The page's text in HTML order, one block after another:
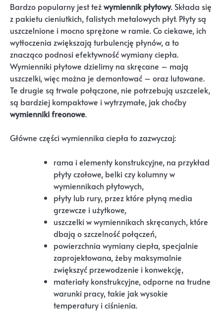
Bardzo popularny jest teżwymiennik płytowy. Składa się
z pakietu cieniutkich, falistych metalowych płyt. Płyty są
uszczelnione i mocno sprężone w ramie. Co ciekawe, ich
wytłoczenia zwiększają turbulencję płynów, a to
znacząco podnosi efektywność wymiany ciepła.
Wymienniki płytowe dzielimy na skręcane – mają
uszczelki, więc można je demontować – oraz lutowane.
Te drugie są trwale połączone, nie potrzebują uszczelek,
są bardziej kompaktowe i wytrzymałe, jak choćby
wymienniki freonowe.
Główne części wymiennika ciepła to zazwyczaj:
rama i elementy konstrukcyjne, na przykład
płyty czołowe, belki czy kolumny w
wymiennikach płytowych,
płyty lub rury, przez które płyną media
grzewcze i użytkowe,
uszczelki w wymiennikach skręcanych, które
dbają o szczelność połączeń,
powierzchnia wymiany ciepła, specjalnie
zaprojektowana, żeby maksymalnie
zwiększyć przewodzenie i konwekcję,
materiały konstrukcyjne, odporne na trudne
warunki pracy, takie jak wysokie
temperatury i ciśnienia.